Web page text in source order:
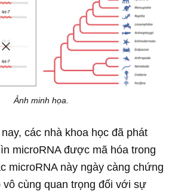
Ảnh minh họa.
các nhà khoa học đã phát
microRNA được mã hóa trong
microRNA này ngày càng chứng
cùng quan trọng đối với sự